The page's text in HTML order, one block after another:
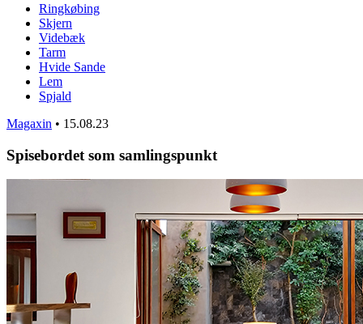
Ringkøbing
Skjern
Videbæk
Tarm
Hvide Sande
Lem
Spjald
Magaxin • 15.08.23
Spisebordet som samlingspunkt